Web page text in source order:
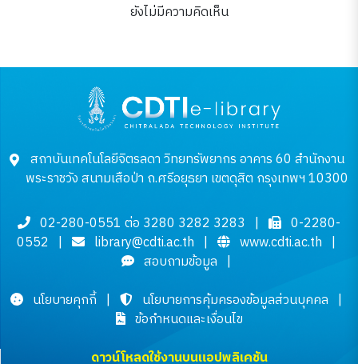
ยังไม่มีความคิดเห็น
สถาบันเทคโนโลยีจิตรลดา วิทยทรัพยากร อาคาร 60 สำนักงาน
พระราชวัง สนามเสือป่า ถ.ศรีอยุธยา เขตดุสิต กรุงเทพฯ 10300
02-280-0551 ต่อ 3280 3282 3283 |
0-2280-
0552 | library@cdti.ac.th | www.cdti.ac.th |
สอบถามข้อมูล |
นโยบายคุกกี้ | นโยบายการคุ้มครองข้อมูลส่วนบุคคล |
ข้อกำหนดและเงื่อนไข
ดาวน์โหลดใช้งานบนแอปพลิเคชัน